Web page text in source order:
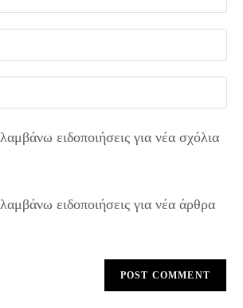
ειδοποιήσεις για νέα σχόλια
ειδοποιήσεις για νέα άρθρα